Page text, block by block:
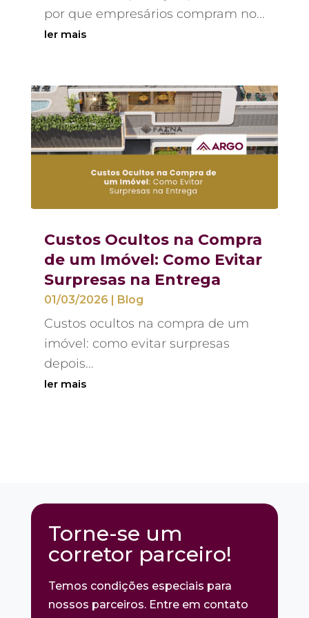
por que empresários compram no...
ler mais
Custos Ocultos na Compra
de um Imóvel: Como Evitar
Surpresas na Entrega
01/03/2026 | Blog
Custos ocultos na compra de um
imóvel: como evitar surpresas
depois...
ler mais
Torne-se um
corretor parceiro!
Temos condições especiais para
nossos parceiros. Entre em contato